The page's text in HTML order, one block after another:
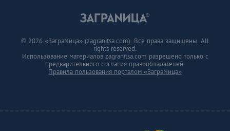
© 2026 «ЗаграNица» (zagranitsa.com). Все права защищены. All
rights reserved.
Использование материалов zagranitsa.com разрешено только с
предварительного согласия правообладателей.
Правила пользования порталом «ЗаграNица»